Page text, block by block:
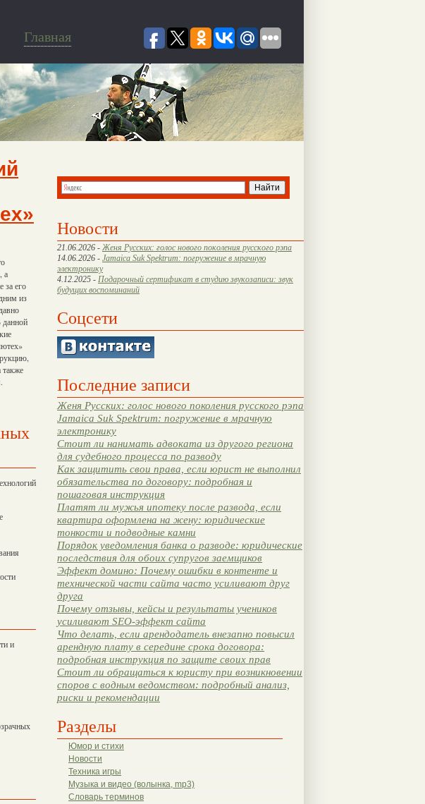
Главная
Новости
21.06.2026 - Женя Русских: голос нового поколения русского рэпа
14.06.2026 - Jamaica Suk Spektrum: погружение в мрачную
электронику
4.12.2025 - Подарочный сертификат в студию звукозаписи: звук
будущих воспоминаний
Соцсети
Последние записи
Женя Русских: голос нового поколения русского рэпа
Jamaica Suk Spektrum: погружение в мрачную
электронику
Стоит ли нанимать адвоката из другого региона
для судебного процесса по разводу
Как защитить свои права, если юрист не выполнил
обязательства по договору: подробная и
пошаговая инструкция
Платят ли мужья ипотеку после развода, если
квартира оформлена на жену: юридические
тонкости и подводные камни
Порядок уведомления банка о разводе: юридические
последствия для обоих супругов заемщиков
Эффект домино: Почему ошибки в контенте и
технической части сайта часто усиливают друг
друга
Почему отзывы, кейсы и результаты учеников
усиливают SEO-эффект сайта
Что делать, если арендодатель внезапно повысил
арендную плату в середине срока договора:
подробная инструкция по защите своих прав
Стоит ли обращаться к юристу при возникновении
споров с водным ведомством: подробный анализ,
риски и рекомендации
Разделы
Юмор и стихи
Новости
Техника игры
Музыка и видео (волынка, mp3)
Словарь терминов
а
за его
из
данной
также
и